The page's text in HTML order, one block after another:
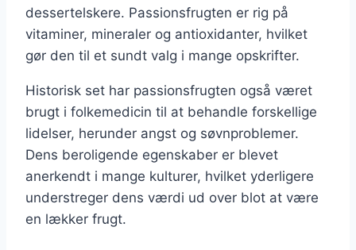
dessertelskere. Passionsfrugten er rig på
vitaminer, mineraler og antioxidanter, hvilket
gør den til et sundt valg i mange opskrifter.
Historisk set har passionsfrugten også været
brugt i folkemedicin til at behandle forskellige
lidelser, herunder angst og søvnproblemer.
Dens beroligende egenskaber er blevet
anerkendt i mange kulturer, hvilket yderligere
understreger dens værdi ud over blot at være
en lækker frugt.